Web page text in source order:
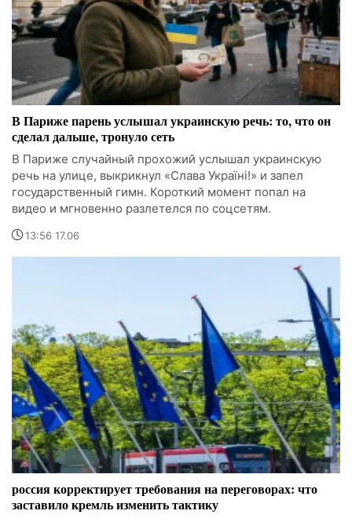
В Париже парень услышал украинскую речь: то, что он
сделал дальше, тронуло сеть
В Париже случайный прохожий услышал украинскую
речь на улице, выкрикнул «Слава Україні!» и запел
государственный гимн. Короткий момент попал на
видео и мгновенно разлетелся по соцсетям.
13:56 17.06
россия корректирует требования на переговорах: что
заставило кремль изменить тактику